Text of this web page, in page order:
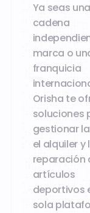
Ya seas una
cadena
marca o
franquicia
Orisha te
soluciones
gestionar
el alquiler y
reparación
artículos
deportivos
sola